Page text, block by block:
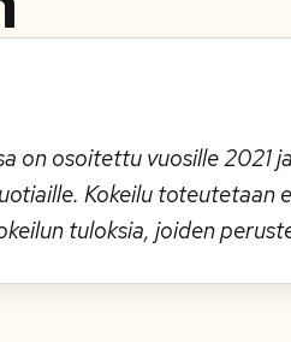
on osoitettu vuosille 2021
Kokeilu toteutetaan
tuloksia, joiden